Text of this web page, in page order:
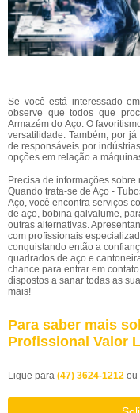
Se você está interessado
observe que todos que
Armazém do Aço. O
versatilidade. Também, por
de responsáveis por
opções em relação a
Precisa de informações
Quando trata-se de Aço -
Aço, você encontra serviços
de aço, bobina galvalume,
outras alternativas.
com profissionais
conquistando então a
quadrados de aço e
chance para entrar em
dispostos a sanar todas as
mais!
Para saber mais
Profissional Valor
Ligue para (47) 3624-1212 ou